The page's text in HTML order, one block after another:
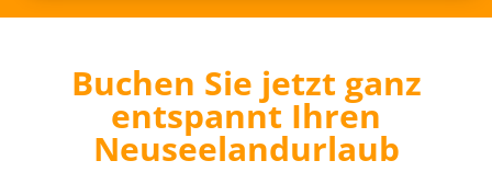
Buchen Sie jetzt ganz
entspannt Ihren
Neuseelandurlaub